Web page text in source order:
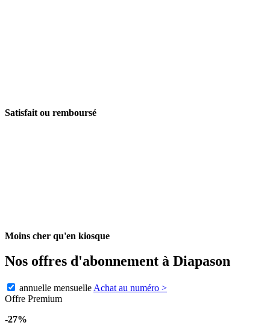
Satisfait ou remboursé
Moins cher qu'en kiosque
Nos offres d'abonnement à Diapason
annuelle mensuelle Achat au numéro >
Offre Premium
-27%